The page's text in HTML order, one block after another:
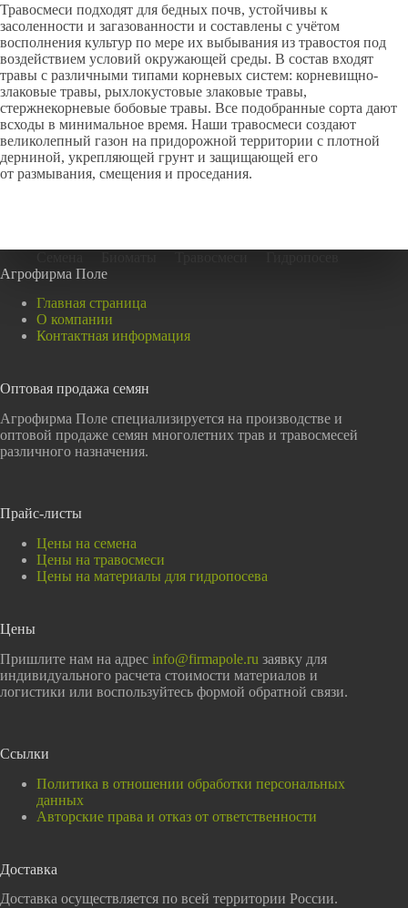
Травосмеси подходят для бедных почв, устойчивы к
засоленности и загазованности и составлены с учётом
восполнения культур по мере их выбывания из травостоя под
воздействием условий окружающей среды. В состав входят
травы с различными типами корневых систем: корневищно-
злаковые травы, рыхлокустовые злаковые травы,
стержнекорневые бобовые травы. Все подобранные сорта дают
всходы в минимальное время. Наши травосмеси создают
великолепный газон на придорожной территории с плотной
дерниной, укрепляющей грунт и защищающей его
от размывания, смещения и проседания.
Агрофирма Поле
Главная страница
О компании
Контактная информация
Оптовая продажа семян
Агрофирма Поле специализируется на производстве и
оптовой продаже семян многолетних трав и травосмесей
различного назначения.
Прайс-листы
Цены на семена
Цены на травосмеси
Цены на материалы для гидропосева
Цены
Пришлите нам на адрес info@firmapole.ru заявку для
индивидуального расчета стоимости материалов и
логистики или воспользуйтесь формой обратной связи.
Ссылки
Политика в отношении обработки персональных
данных
Авторские права и отказ от ответственности
Доставка
Доставка осуществляется по всей территории России.